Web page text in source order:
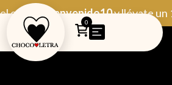
código Bienvenido10y llévate un
0